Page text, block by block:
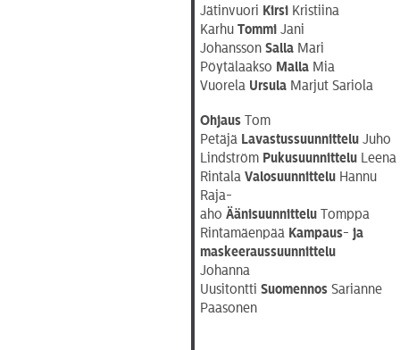
Jätinvuori KirsiKristiina
Karhu TommiJani
Johansson SallaMari
Pöytälaakso MallaMia
Vuorela UrsulaMarjut Sariola
OhjausTom
Petäjä LavastussuunnitteluJuho
Lindström PukusuunnitteluLeena
Rintala ValosuunnitteluHannu
Raja-
aho ÄänisuunnitteluTomppa
Rintamäenpää Kampaus- ja
maskeeraussuunnittelu
Johanna
Uusitontti SuomennosSarianne
Paasonen